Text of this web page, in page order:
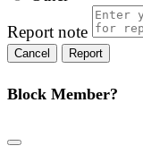
Report note
Report
Block Member?